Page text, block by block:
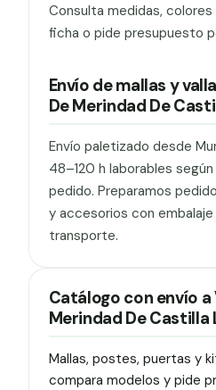
Consulta medidas,
ficha o pide presupuesto
Envío de mallas y
De Merindad De
Envío paletizado desde
48–120 h laborables
pedido. Preparamos
y accesorios con
transporte.
Catálogo con envío
Merindad De Castilla
Mallas, postes, puertas y
compara modelos y pide